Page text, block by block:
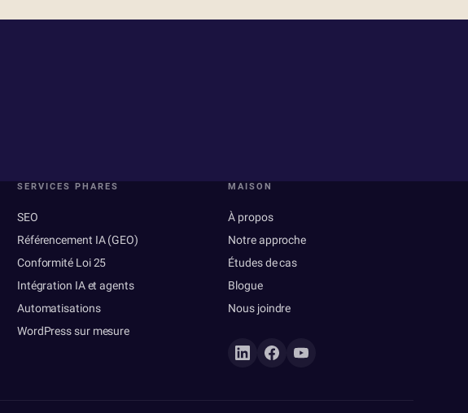
SERVICES PHARES
SEO
Référencement IA (GEO)
Conformité Loi 25
Intégration IA et agents
Automatisations
WordPress sur mesure
MAISON
À propos
Notre approche
Études de cas
Blogue
Nous joindre